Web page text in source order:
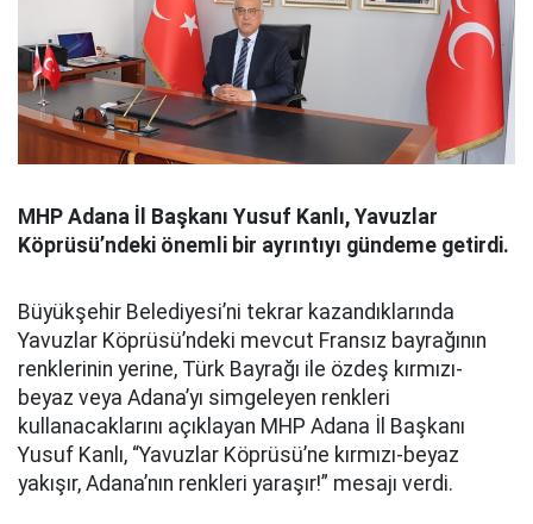
MHP Adana İl Başkanı Yusuf Kanlı, Yavuzlar
Köprüsü’ndeki önemli bir ayrıntıyı gündeme getirdi.
Büyükşehir Belediyesi’ni tekrar kazandıklarında
Yavuzlar Köprüsü’ndeki mevcut Fransız bayrağının
renklerinin yerine, Türk Bayrağı ile özdeş kırmızı-
beyaz veya Adana’yı simgeleyen renkleri
kullanacaklarını açıklayan MHP Adana İl Başkanı
Yusuf Kanlı, “Yavuzlar Köprüsü’ne kırmızı-beyaz
yakışır, Adana’nın renkleri yaraşır!” mesajı verdi.